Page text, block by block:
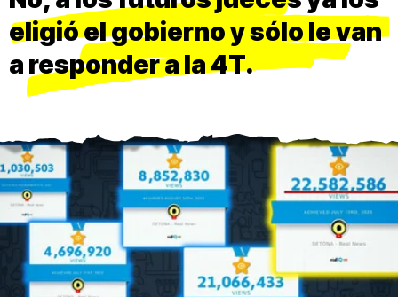
eligió el gobierno y sólo le van
a responder a la 4T.